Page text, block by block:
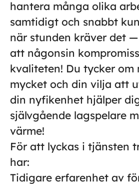
hantera många olika
samtidigt och snabbt
när stunden kräver det
att någonsin
kvaliteten! Du tycker om
mycket och din vilja att
din nyfikenhet hjälper
självgående lagspelare
värme!
För att lyckas i tjänsten
har:
Tidigare erfarenhet av